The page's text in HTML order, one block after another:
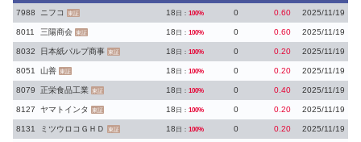
7988
ニフコ 東証 18 日： 100% 0 0.60 2025/11/19
8011 三陽商会 東証 18 日： 100% 0 0.60 2025/11/19
8032 日本紙パルプ商事 東証 18 日： 100% 0 0.20 2025/11/19
8051 山善 東証 18 日： 100% 0 0.20 2025/11/19
8079 正栄食品工業 東証 18 日： 100% 0 0.40 2025/11/19
8127 ヤマトインタ 東証 18 日： 100% 0 0.20 2025/11/19
8131 ミツウロコＧＨＤ 東証 18 日： 100% 0 0.20 2025/11/19